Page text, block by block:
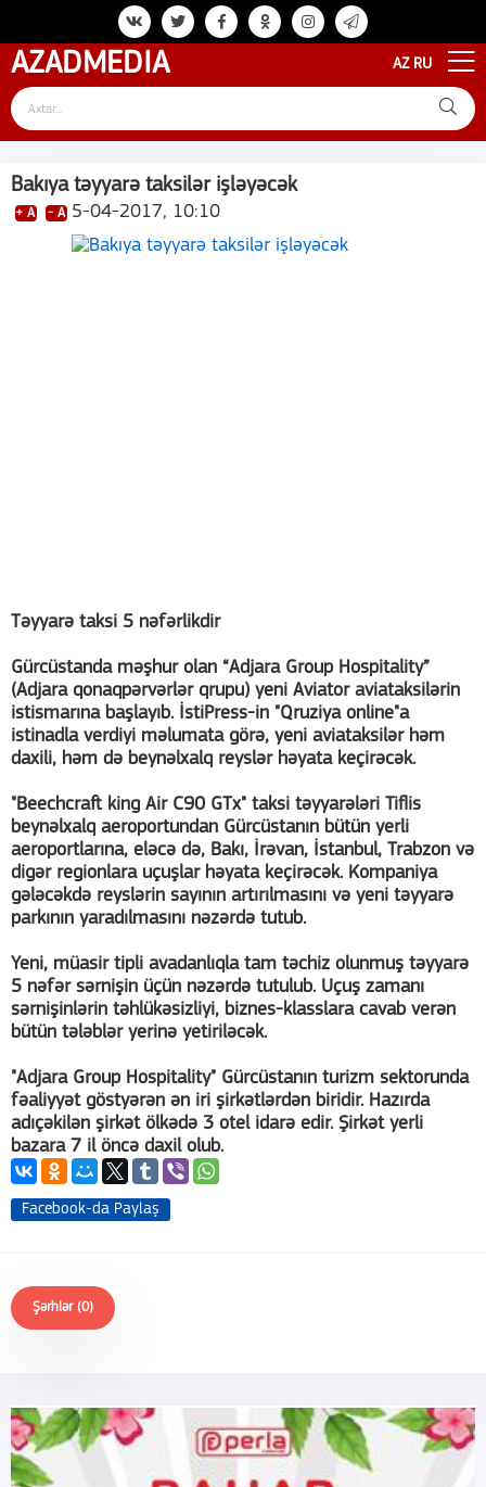
AZADMEDIA AZ RU
Bakıya təyyarə taksilər işləyəcək
+ A - A 5-04-2017, 10:10
Təyyarə taksi 5 nəfərlikdir
Gürcüstanda məşhur olan “Adjara Group Hospitality”
(Adjara qonaqpərvərlər qrupu) yeni Aviator aviataksilərin
istismarına başlayıb. İstiPress-in "Qruziya online"a
istinadla verdiyi məlumata görə, yeni aviataksilər həm
daxili, həm də beynəlxalq reyslər həyata keçirəcək.
"Beechcraft king Air C90 GTx" taksi təyyarələri Tiflis
beynəlxalq aeroportundan Gürcüstanın bütün yerli
aeroportlarına, eləcə də, Bakı, İrəvan, İstanbul, Trabzon və
digər regionlara uçuşlar həyata keçirəcək. Kompaniya
gələcəkdə reyslərin sayının artırılmasını və yeni təyyarə
parkının yaradılmasını nəzərdə tutub.
Yeni, müasir tipli avadanlıqla tam təchiz olunmuş təyyarə
5 nəfər sərnişin üçün nəzərdə tutulub. Uçuş zamanı
sərnişinlərin təhlükəsizliyi, biznes-klasslara cavab verən
bütün tələblər yerinə yetiriləcək.
"Adjara Group Hospitality" Gürcüstanın turizm sektorunda
fəaliyyət göstyərən ən iri şirkətlərdən biridir. Hazırda
adıçəkilən şirkət ölkədə 3 otel idarə edir. Şirkət yerli
bazara 7 il öncə daxil olub.
Facebook-da Paylaş
Şərhlər (0)